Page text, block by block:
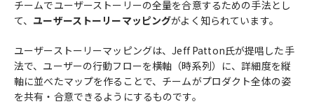
チームでユーザーストーリーの全量を合意するための手法とし
て、 ユーザーストーリーマッピングがよく知られています。
ユーザーストーリーマッピングは、Jeff Patton氏が提唱した手
法で、ユーザーの行動フローを横軸（時系列）に、詳細度を縦
軸に並べたマップを作ることで、チームがプロダクト全体の姿
を共有・合意できるようにするものです。